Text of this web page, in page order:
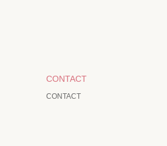
CONTACT
CONTACT